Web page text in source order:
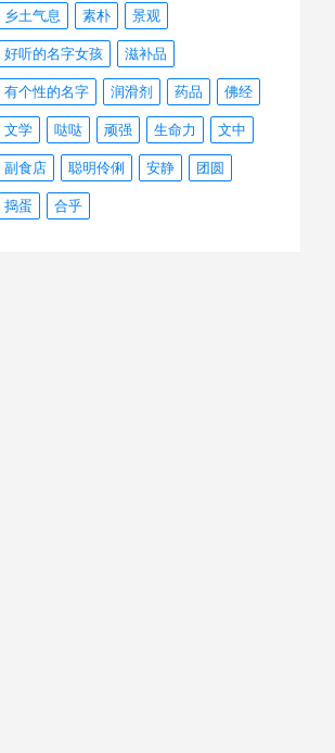
乡土气息 素朴 景观
好听的名字女孩 滋补品
有个性的名字 润滑剂 药品 佛经
文学 哒哒 顽强 生命力 文中
副食店 聪明伶俐 安静 团圆
捣蛋 合乎